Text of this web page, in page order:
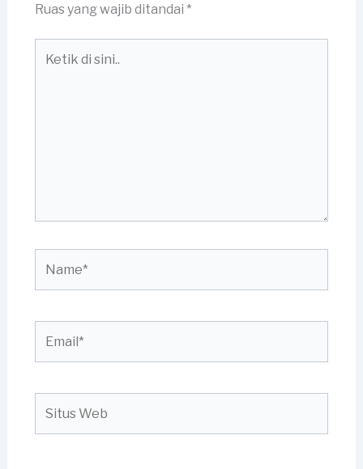
Ruas yang wajib ditandai *
Web